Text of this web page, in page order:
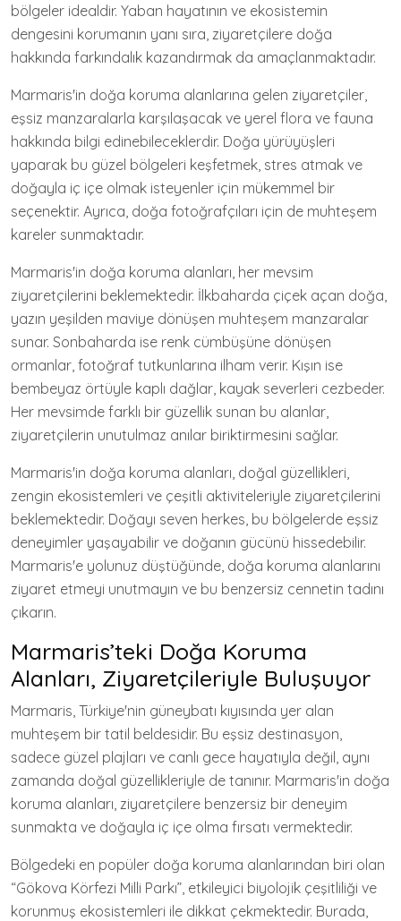
bölgeler idealdir. Yaban hayatının ve ekosistemin
dengesini korumanın yanı sıra, ziyaretçilere doğa
hakkında farkındalık kazandırmak da amaçlanmaktadır.
Marmaris'in doğa koruma alanlarına gelen ziyaretçiler,
eşsiz manzaralarla karşılaşacak ve yerel flora ve fauna
hakkında bilgi edinebileceklerdir. Doğa yürüyüşleri
yaparak bu güzel bölgeleri keşfetmek, stres atmak ve
doğayla iç içe olmak isteyenler için mükemmel bir
seçenektir. Ayrıca, doğa fotoğrafçıları için de muhteşem
kareler sunmaktadır.
Marmaris'in doğa koruma alanları, her mevsim
ziyaretçilerini beklemektedir. İlkbaharda çiçek açan doğa,
yazın yeşilden maviye dönüşen muhteşem manzaralar
sunar. Sonbaharda ise renk cümbüşüne dönüşen
ormanlar, fotoğraf tutkunlarına ilham verir. Kışın ise
bembeyaz örtüyle kaplı dağlar, kayak severleri cezbeder.
Her mevsimde farklı bir güzellik sunan bu alanlar,
ziyaretçilerin unutulmaz anılar biriktirmesini sağlar.
Marmaris'in doğa koruma alanları, doğal güzellikleri,
zengin ekosistemleri ve çeşitli aktiviteleriyle ziyaretçilerini
beklemektedir. Doğayı seven herkes, bu bölgelerde eşsiz
deneyimler yaşayabilir ve doğanın gücünü hissedebilir.
Marmaris'e yolunuz düştüğünde, doğa koruma alanlarını
ziyaret etmeyi unutmayın ve bu benzersiz cennetin tadını
çıkarın.
Marmaris’teki Doğa Koruma
Alanları, Ziyaretçileriyle Buluşuyor
Marmaris, Türkiye'nin güneybatı kıyısında yer alan
muhteşem bir tatil beldesidir. Bu eşsiz destinasyon,
sadece güzel plajları ve canlı gece hayatıyla değil, aynı
zamanda doğal güzellikleriyle de tanınır. Marmaris'in doğa
koruma alanları, ziyaretçilere benzersiz bir deneyim
sunmakta ve doğayla iç içe olma fırsatı vermektedir.
Bölgedeki en popüler doğa koruma alanlarından biri olan
“Gökova Körfezi Milli Parkı”, etkileyici biyolojik çeşitliliği ve
korunmuş ekosistemleri ile dikkat çekmektedir. Burada,